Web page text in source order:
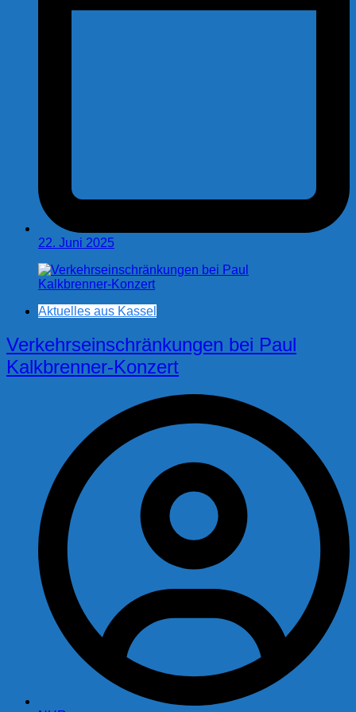
22. Juni 2025
Aktuelles aus Kassel
Verkehrseinschränkungen bei Paul
Kalkbrenner-Konzert